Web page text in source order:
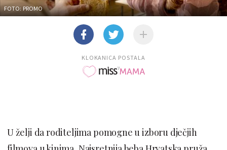
FOTO: PROMO
KLOKANICA POSTALA
U želji da roditeljima pomogne u izboru dječjih